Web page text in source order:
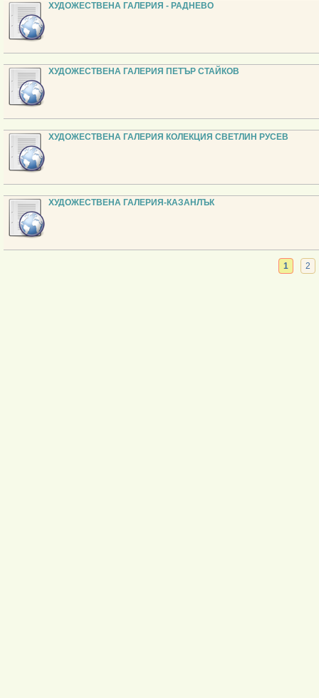
ХУДОЖЕСТВЕНА ГАЛЕРИЯ - РАДНЕВО
ХУДОЖЕСТВЕНА ГАЛЕРИЯ ПЕТЪР СТАЙКОВ
ХУДОЖЕСТВЕНА ГАЛЕРИЯ КОЛЕКЦИЯ СВЕТЛИН РУСЕВ
ХУДОЖЕСТВЕНА ГАЛЕРИЯ-КАЗАНЛЪК
1 2